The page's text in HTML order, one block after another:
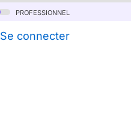
professionnel
Se connecter